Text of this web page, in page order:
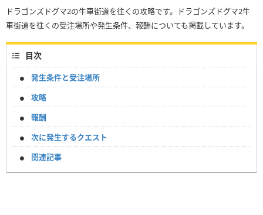
ドラゴンズドグマ2の牛車街道を往くの攻略です。ドラゴンズドグマ2牛
車街道を往くの受注場所や発生条件、報酬についても掲載しています。
目次
発生条件と受注場所
攻略
報酬
次に発生するクエスト
関連記事